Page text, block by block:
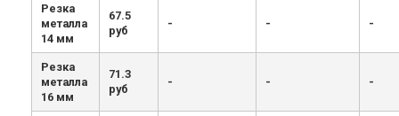
Резка
металла
14 мм
67.5
руб
- - -
Резка
металла
16 мм
71.3
руб
- - -